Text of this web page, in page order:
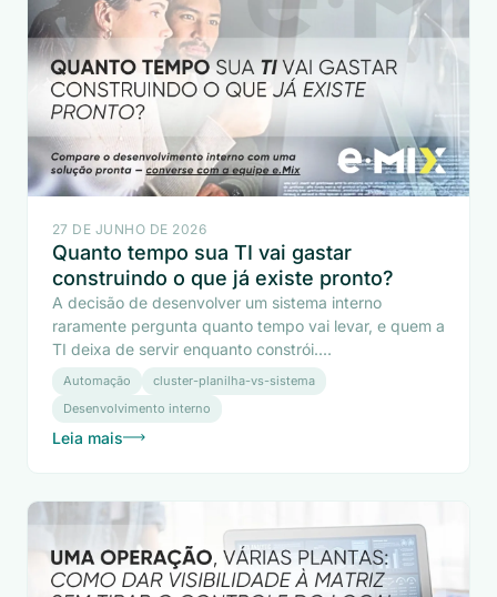
27 DE JUNHO DE 2026
Quanto tempo sua TI vai gastar
construindo o que já existe pronto?
A decisão de desenvolver um sistema interno
raramente pergunta quanto tempo vai levar, e quem a
TI deixa de servir enquanto constrói....
Automação
cluster-planilha-vs-sistema
Desenvolvimento interno
Leia mais